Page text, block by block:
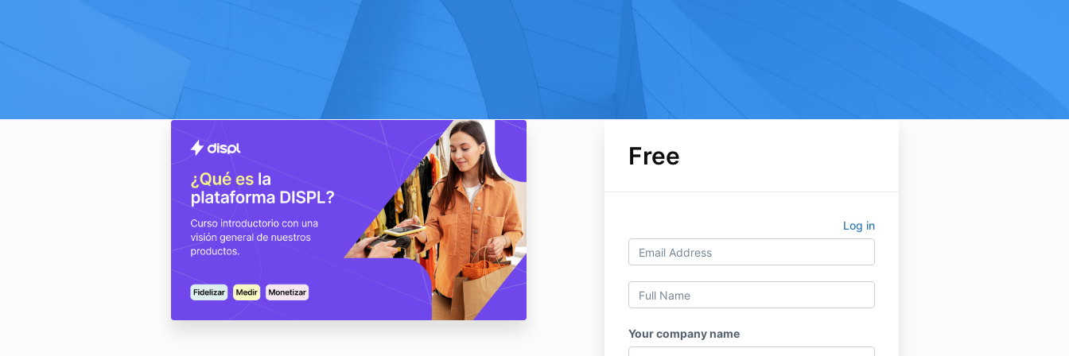
Free
Log in
Your company name